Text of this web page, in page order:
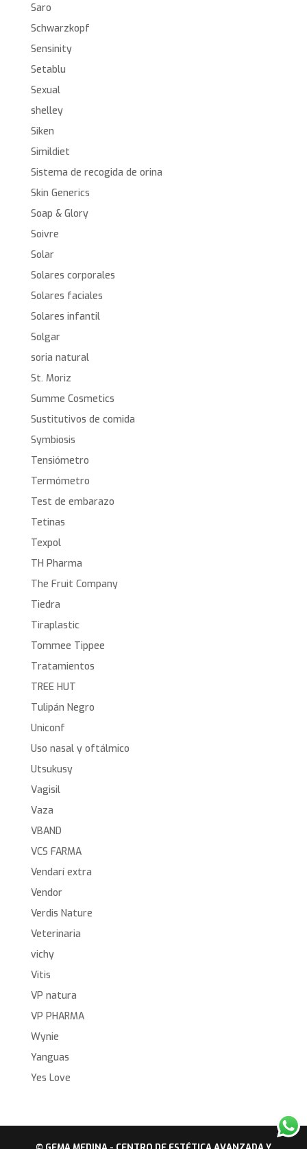
Saro
Schwarzkopf
Sensinity
Setablu
Sexual
shelley
Siken
Simildiet
Sistema de recogida de orina
Skin Generics
Soap & Glory
Soivre
Solar
Solares corporales
Solares faciales
Solares infantil
Solgar
soria natural
St. Moriz
Summe Cosmetics
Sustitutivos de comida
Symbiosis
Tensiómetro
Termómetro
Test de embarazo
Tetinas
Texpol
TH Pharma
The Fruit Company
Tiedra
Tiraplastic
Tommee Tippee
Tratamientos
TREE HUT
Tulipán Negro
Uniconf
Uso nasal y oftálmico
Utsukusy
Vagisil
Vaza
VBAND
VCS FARMA
Vendarí extra
Vendor
Verdis Nature
Veterinaria
vichy
Vitis
VP natura
VP PHARMA
Wynie
Yanguas
Yes Love